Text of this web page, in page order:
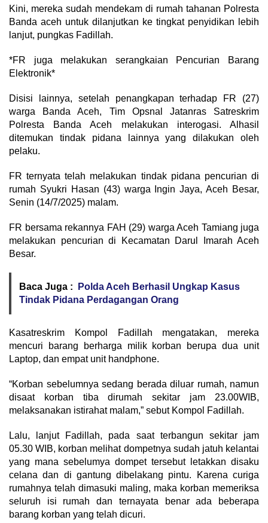
Kini, mereka sudah mendekam di rumah tahanan Polresta
Banda aceh untuk dilanjutkan ke tingkat penyidikan lebih
lanjut, pungkas Fadillah.
*FR juga melakukan serangkaian Pencurian Barang
Elektronik*
Disisi lainnya, setelah penangkapan terhadap FR (27)
warga Banda Aceh, Tim Opsnal Jatanras Satreskrim
Polresta Banda Aceh melakukan interogasi. Alhasil
ditemukan tindak pidana lainnya yang dilakukan oleh
pelaku.
FR ternyata telah melakukan tindak pidana pencurian di
rumah Syukri Hasan (43) warga Ingin Jaya, Aceh Besar,
Senin (14/7/2025) malam.
FR bersama rekannya FAH (29) warga Aceh Tamiang juga
melakukan pencurian di Kecamatan Darul Imarah Aceh
Besar.
Baca Juga :
Polda Aceh Berhasil Ungkap Kasus
Tindak Pidana Perdagangan Orang
Kasatreskrim Kompol Fadillah mengatakan, mereka
mencuri barang berharga milik korban berupa dua unit
Laptop, dan empat unit handphone.
“Korban sebelumnya sedang berada diluar rumah, namun
disaat korban tiba dirumah sekitar jam 23.00WIB,
melaksanakan istirahat malam,” sebut Kompol Fadillah.
Lalu, lanjut Fadillah, pada saat terbangun sekitar jam
05.30 WIB, korban melihat dompetnya sudah jatuh kelantai
yang mana sebelumya dompet tersebut letakkan disaku
celana dan di gantung dibelakang pintu. Karena curiga
rumahnya telah dimasuki maling, maka korban memeriksa
seluruh isi rumah dan ternayata benar ada beberapa
barang korban yang telah dicuri.